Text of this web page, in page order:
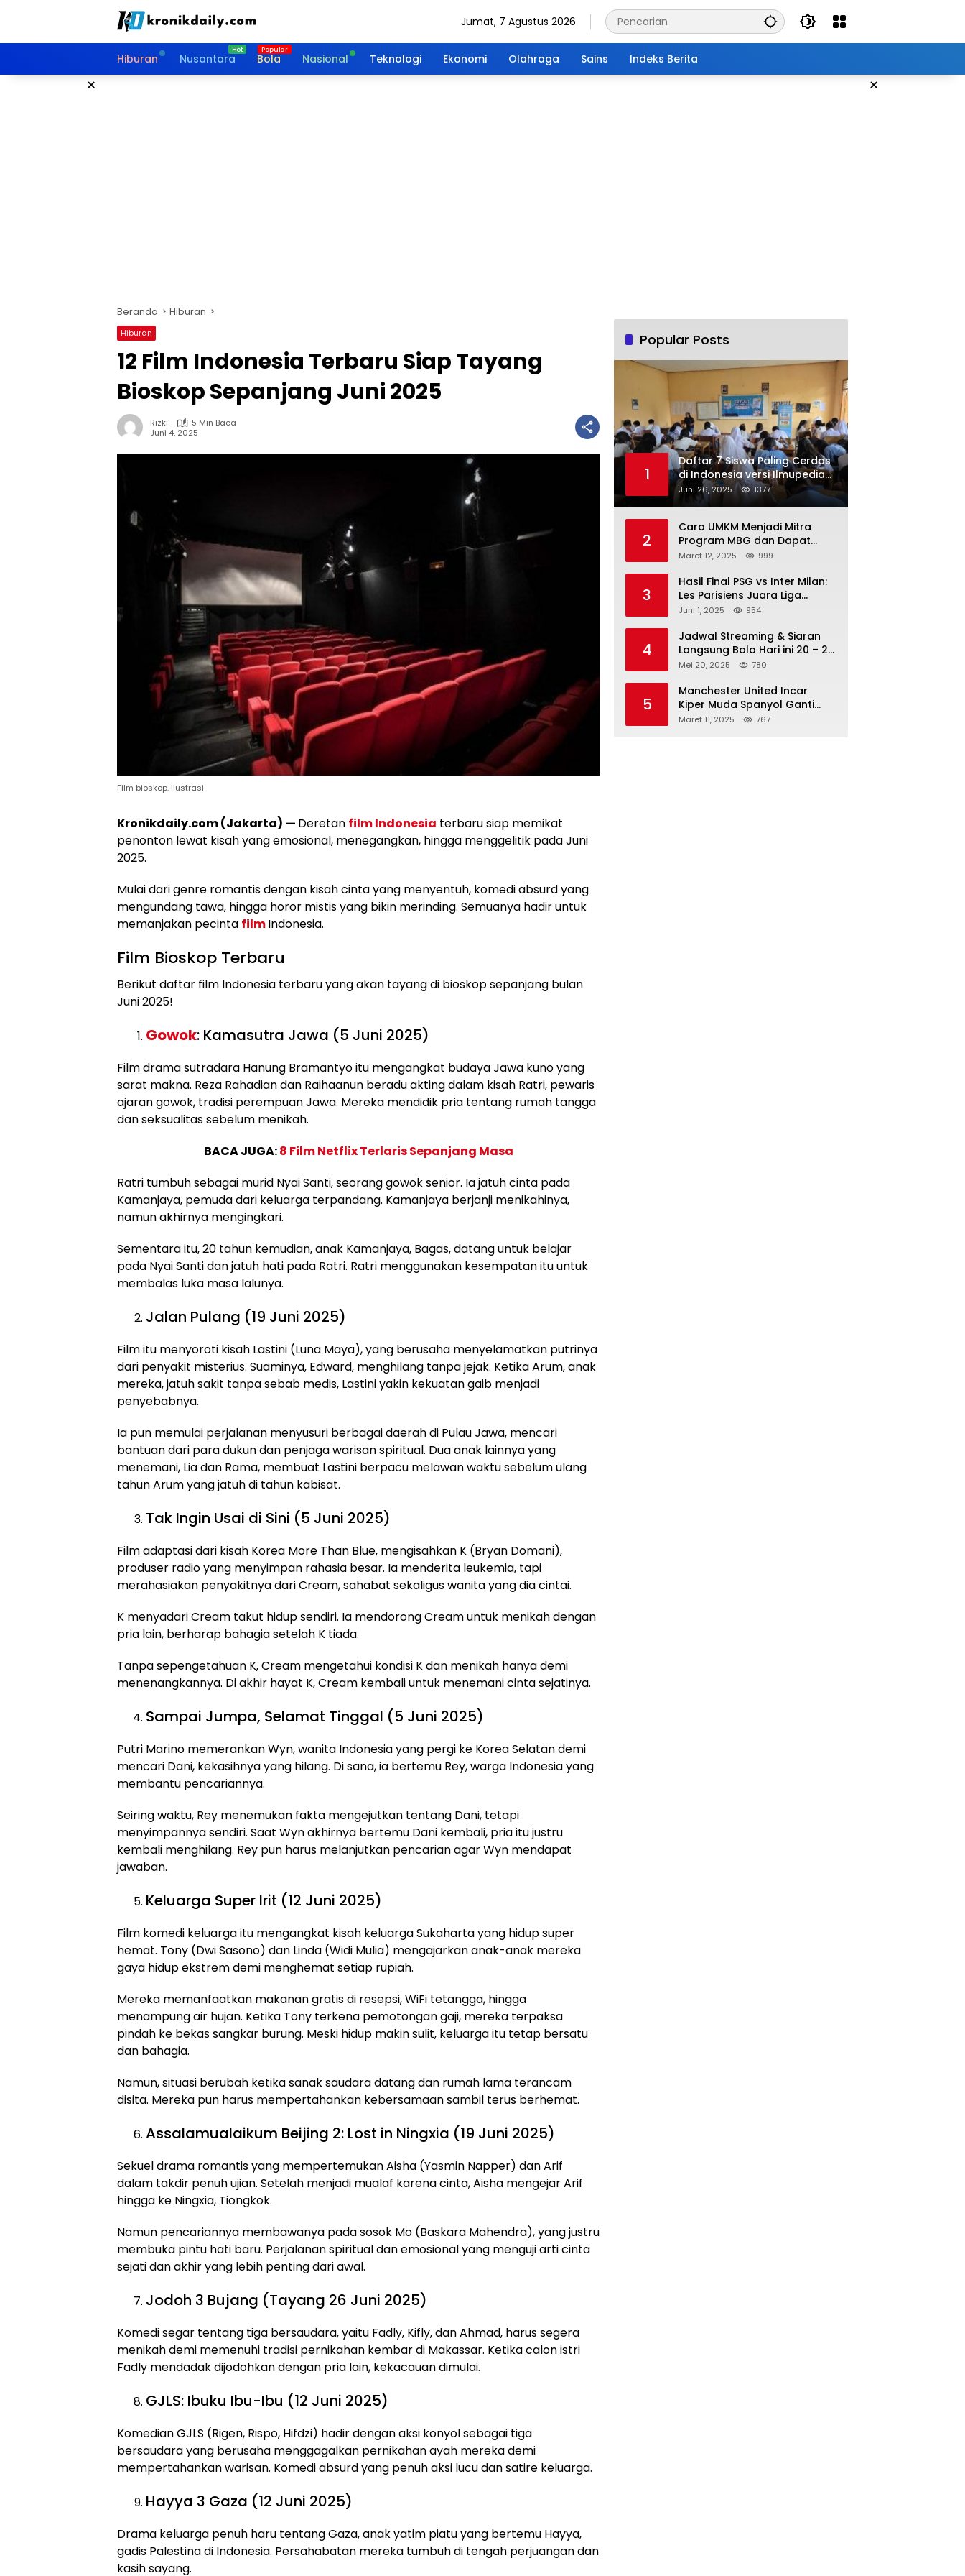
Jumat, 7 Agustus 2026
Hiburan Nusantara Bola Nasional Teknologi Ekonomi Olahraga Sains Indeks Berita
× ×
Beranda Hiburan
Hiburan
12 Film Indonesia Terbaru Siap Tayang
Bioskop Sepanjang Juni 2025
Rizki
5 Min Baca
Juni 4, 2025
Film bioskop. Ilustrasi
Kronikdaily.com (Jakarta) — Deretan film Indonesia terbaru siap memikat
penonton lewat kisah yang emosional, menegangkan, hingga menggelitik pada Juni
2025.
Mulai dari genre romantis dengan kisah cinta yang menyentuh, komedi absurd yang
mengundang tawa, hingga horor mistis yang bikin merinding. Semuanya hadir untuk
memanjakan pecinta filmIndonesia.
Film Bioskop Terbaru
Berikut daftar film Indonesia terbaru yang akan tayang di bioskop sepanjang bulan
Juni 2025!
Gowok: Kamasutra Jawa (5 Juni 2025)
Film drama sutradara Hanung Bramantyo itu mengangkat budaya Jawa kuno yang
sarat makna. Reza Rahadian dan Raihaanun beradu akting dalam kisah Ratri, pewaris
ajaran gowok, tradisi perempuan Jawa. Mereka mendidik pria tentang rumah tangga
dan seksualitas sebelum menikah.
BACA JUGA:8 Film Netflix Terlaris Sepanjang Masa
Ratri tumbuh sebagai murid Nyai Santi, seorang gowok senior. Ia jatuh cinta pada
Kamanjaya, pemuda dari keluarga terpandang. Kamanjaya berjanji menikahinya,
namun akhirnya mengingkari.
Sementara itu, 20 tahun kemudian, anak Kamanjaya, Bagas, datang untuk belajar
pada Nyai Santi dan jatuh hati pada Ratri. Ratri menggunakan kesempatan itu untuk
membalas luka masa lalunya.
Jalan Pulang (19 Juni 2025)
Film itu menyoroti kisah Lastini (Luna Maya), yang berusaha menyelamatkan putrinya
dari penyakit misterius. Suaminya, Edward, menghilang tanpa jejak. Ketika Arum, anak
mereka, jatuh sakit tanpa sebab medis, Lastini yakin kekuatan gaib menjadi
penyebabnya.
Ia pun memulai perjalanan menyusuri berbagai daerah di Pulau Jawa, mencari
bantuan dari para dukun dan penjaga warisan spiritual. Dua anak lainnya yang
menemani, Lia dan Rama, membuat Lastini berpacu melawan waktu sebelum ulang
tahun Arum yang jatuh di tahun kabisat.
Tak Ingin Usai di Sini (5 Juni 2025)
Film adaptasi dari kisah Korea More Than Blue, mengisahkan K (Bryan Domani),
produser radio yang menyimpan rahasia besar. Ia menderita leukemia, tapi
merahasiakan penyakitnya dari Cream, sahabat sekaligus wanita yang dia cintai.
K menyadari Cream takut hidup sendiri. Ia mendorong Cream untuk menikah dengan
pria lain, berharap bahagia setelah K tiada.
Tanpa sepengetahuan K, Cream mengetahui kondisi K dan menikah hanya demi
menenangkannya. Di akhir hayat K, Cream kembali untuk menemani cinta sejatinya.
Sampai Jumpa, Selamat Tinggal (5 Juni 2025)
Putri Marino memerankan Wyn, wanita Indonesia yang pergi ke Korea Selatan demi
mencari Dani, kekasihnya yang hilang. Di sana, ia bertemu Rey, warga Indonesia yang
membantu pencariannya.
Seiring waktu, Rey menemukan fakta mengejutkan tentang Dani, tetapi
menyimpannya sendiri. Saat Wyn akhirnya bertemu Dani kembali, pria itu justru
kembali menghilang. Rey pun harus melanjutkan pencarian agar Wyn mendapat
jawaban.
Keluarga Super Irit (12 Juni 2025)
Film komedi keluarga itu mengangkat kisah keluarga Sukaharta yang hidup super
hemat. Tony (Dwi Sasono) dan Linda (Widi Mulia) mengajarkan anak-anak mereka
gaya hidup ekstrem demi menghemat setiap rupiah.
Mereka memanfaatkan makanan gratis di resepsi, WiFi tetangga, hingga
menampung air hujan. Ketika Tony terkena pemotongan gaji, mereka terpaksa
pindah ke bekas sangkar burung. Meski hidup makin sulit, keluarga itu tetap bersatu
dan bahagia.
Namun, situasi berubah ketika sanak saudara datang dan rumah lama terancam
disita. Mereka pun harus mempertahankan kebersamaan sambil terus berhemat.
Assalamualaikum Beijing 2: Lost in Ningxia (19 Juni 2025)
Sekuel drama romantis yang mempertemukan Aisha (Yasmin Napper) dan Arif
dalam takdir penuh ujian. Setelah menjadi mualaf karena cinta, Aisha mengejar Arif
hingga ke Ningxia, Tiongkok.
Namun pencariannya membawanya pada sosok Mo (Baskara Mahendra), yang justru
membuka pintu hati baru. Perjalanan spiritual dan emosional yang menguji arti cinta
sejati dan akhir yang lebih penting dari awal.
Jodoh 3 Bujang (Tayang 26 Juni 2025)
Komedi segar tentang tiga bersaudara, yaitu Fadly, Kifly, dan Ahmad, harus segera
menikah demi memenuhi tradisi pernikahan kembar di Makassar. Ketika calon istri
Fadly mendadak dijodohkan dengan pria lain, kekacauan dimulai.
GJLS: Ibuku Ibu-Ibu (12 Juni 2025)
Komedian GJLS (Rigen, Rispo, Hifdzi) hadir dengan aksi konyol sebagai tiga
bersaudara yang berusaha menggagalkan pernikahan ayah mereka demi
mempertahankan warisan. Komedi absurd yang penuh aksi lucu dan satire keluarga.
Hayya 3 Gaza (12 Juni 2025)
Drama keluarga penuh haru tentang Gaza, anak yatim piatu yang bertemu Hayya,
gadis Palestina di Indonesia. Persahabatan mereka tumbuh di tengah perjuangan dan
kasih sayang.
Popular Posts
1
Daftar 7 Siswa Paling Cerdas
di Indonesia versi Ilmupedia
Tryout UTBK 2025
Juni 26, 2025 1377
2
Cara UMKM Menjadi Mitra
Program MBG dan Dapat
Modal Hingga Rp500 Juta
Maret 12, 2025 999
3
Hasil Final PSG vs Inter Milan:
Les Parisiens Juara Liga
Champions 2025 usai Bantai il
Juni 1, 2025 954
4
Jadwal Streaming & Siaran
Langsung Bola Hari ini 20 – 21
Mei 2025: Manchester City vs
Mei 20, 2025 780
5
Manchester United Incar
Kiper Muda Spanyol Ganti
Andre Onana
Maret 11, 2025 767